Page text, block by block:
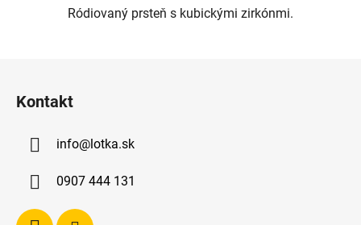
Ródiovaný prsteň s kubickými zirkónmi.
Kontakt
info@lotka.sk
0907 444 131